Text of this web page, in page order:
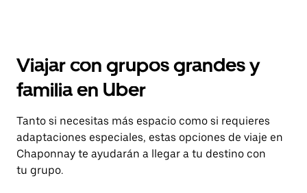
Viajar con grupos grandes y
familia en Uber
Tanto si necesitas más espacio como si requieres
adaptaciones especiales, estas opciones de viaje en
Chaponnay te ayudarán a llegar a tu destino con
tu grupo.